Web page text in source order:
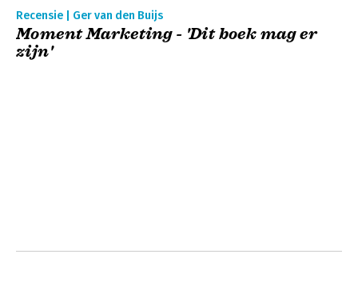
Recensie | Ger van den Buijs
Moment Marketing - 'Dit boek mag er
zijn'